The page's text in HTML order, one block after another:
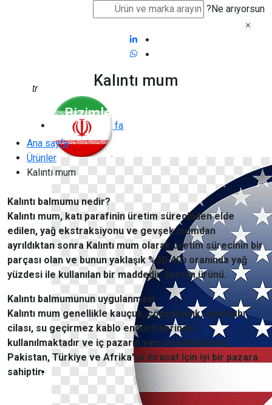
Ne arıyorsun?
tr
fa
Kalıntı mum
Bizimle iletişime geçin
Ana sayfa
Ürünler
Kalıntı mum
Kalıntı balmumu nedir?
Kalıntı mum, katı parafinin üretim sürecinden elde
edilen, yağ ekstraksiyonu ve gevşek mumdan
ayrıldıktan sonra Kalıntı mum olarak üretim sürecinin bir
parçası olan ve bunun yaklaşık %30-40'ı oranında yağ
yüzdesi ile kullanılan bir maddedir. üretim ürünü.
Kalıntı balmumunun uygulanması
Kalıntı mum genellikle kauçuk, çöpçatanlık, ayakkabı
cilası, su geçirmez kablo endüstrilerinde
kullanılmaktadır ve iç pazarın yanı sıra Hindistan,
Pakistan, Türkiye ve Afrika'ya ihracat için iyi bir pazara
sahiptir.